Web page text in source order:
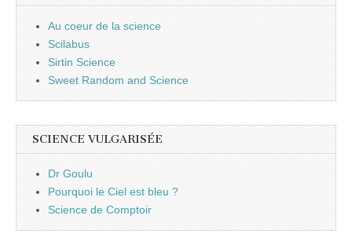
Au coeur de la science
Scilabus
Sirtin Science
Sweet Random and Science
SCIENCE VULGARISÉE
Dr Goulu
Pourquoi le Ciel est bleu ?
Science de Comptoir